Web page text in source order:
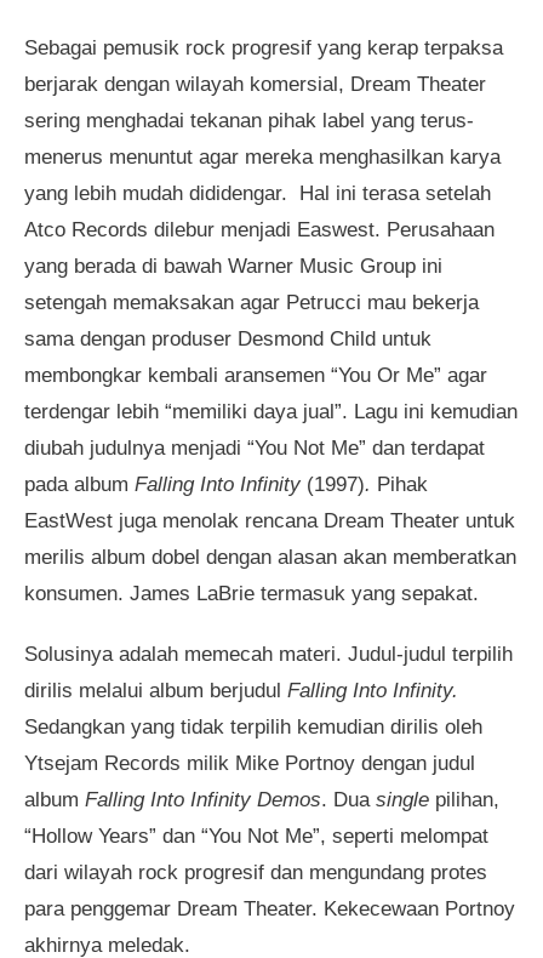
Sebagai pemusik rock progresif yang kerap terpaksa
berjarak dengan wilayah komersial, Dream Theater
sering menghadai tekanan pihak label yang terus-
menerus menuntut agar mereka menghasilkan karya
yang lebih mudah dididengar. Hal ini terasa setelah
Atco Records dilebur menjadi Easwest. Perusahaan
yang berada di bawah Warner Music Group ini
setengah memaksakan agar Petrucci mau bekerja
sama dengan produser Desmond Child untuk
membongkar kembali aransemen “You Or Me” agar
terdengar lebih “memiliki daya jual”. Lagu ini kemudian
diubah judulnya menjadi “You Not Me” dan terdapat
pada album Falling Into Infinity (1997). Pihak
EastWest juga menolak rencana Dream Theater untuk
merilis album dobel dengan alasan akan memberatkan
konsumen. James LaBrie termasuk yang sepakat.
Solusinya adalah memecah materi. Judul-judul terpilih
dirilis melalui album berjudul Falling Into Infinity.
Sedangkan yang tidak terpilih kemudian dirilis oleh
Ytsejam Records milik Mike Portnoy dengan judul
album Falling Into Infinity Demos. Dua single pilihan,
“Hollow Years” dan “You Not Me”, seperti melompat
dari wilayah rock progresif dan mengundang protes
para penggemar Dream Theater. Kekecewaan Portnoy
akhirnya meledak.